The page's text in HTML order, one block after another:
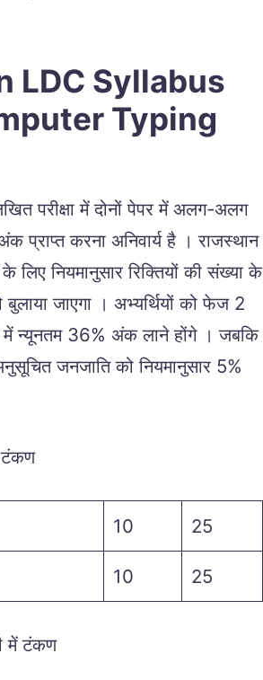
LDC Syllabus
Typing
परीक्षा में दोनों पेपर में अलग-अलग
प्राप्त करना अनिवार्य है । राजस्थान
लिए नियमानुसार रिक्तियों की संख्या के
बुलाया जाएगा । अभ्यर्थियों को फेज 2
न्यूनतम 36% अंक लाने होंगे । जबकि
जनजाति को नियमानुसार 5%
टंकण
10 25
10 25
में टंकण